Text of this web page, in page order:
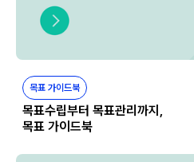
목표 가이드북
목표수립부터 목표관리까지,
목표 가이드북